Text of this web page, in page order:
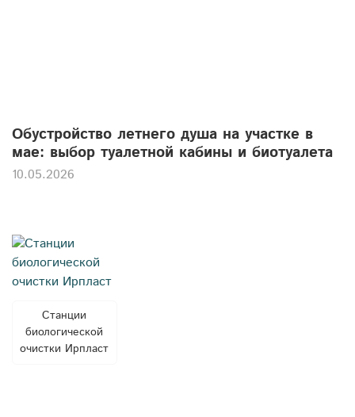
Станции
биологической
очистки Ирпласт
Обустройство летнего душа на участке в
мае: выбор туалетной кабины и биотуалета
10.05.2026